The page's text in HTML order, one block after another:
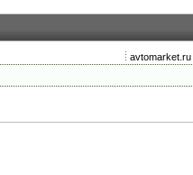
avtomarket.ru